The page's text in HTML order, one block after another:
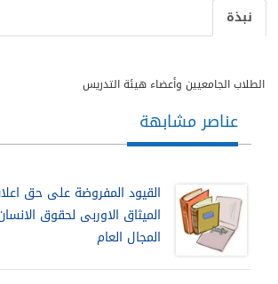
نبذة
الطلاب الجامعيين وأعضاء هيئة التدريس
عناصر مشابهة
القيود المفروضة على حق
الميثاق الاوربى لحقوق
المجال العام